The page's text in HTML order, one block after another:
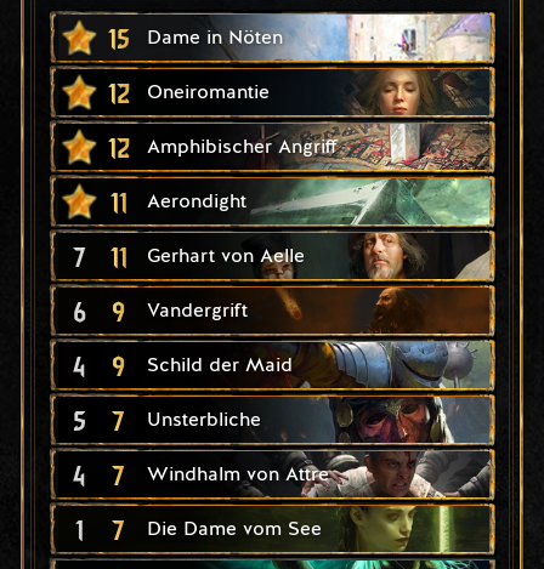
15 Dame in Nöten
12 Oneiromantie
12 Amphibischer Angriff
11 Aerondight
7 11 Gerhart von Aelle
6 9 Vandergrift
4 9 Schild der Maid
5 7 Unsterbliche
4 7 Windhalm von Attre
1 7 Die Dame vom See